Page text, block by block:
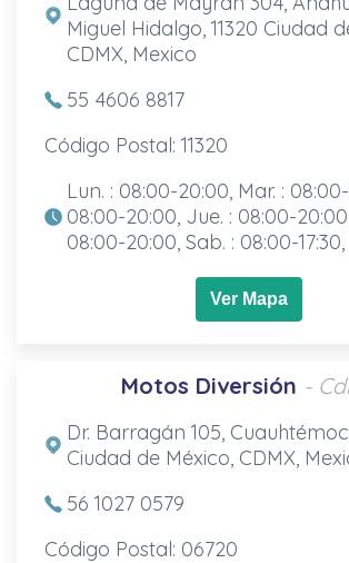
Miguel Hidalgo, 11320 Ciudad
CDMX, Mexico
55 4606 8817
Código Postal: 11320
Lun. : 08:00-20:00, Mar. :
08:00-20:00, Jue. : 08:00-
08:00-20:00, Sab. : 08:00-17:30,
Ver Mapa
Motos Diversión -
Dr. Barragán 105,
Ciudad de México, CDMX,
56 1027 0579
Código Postal: 06720